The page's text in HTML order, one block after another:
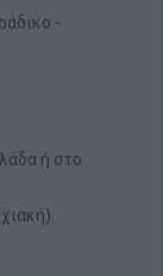
-
ή στο